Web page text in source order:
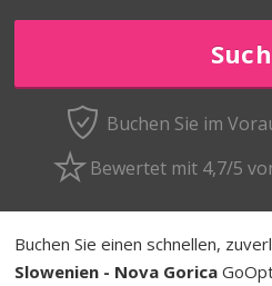
Buchen Sie im
Bewertet mit 4,7/5
Buchen Sie einen schnellen,
Slowenien - Nova Gorica